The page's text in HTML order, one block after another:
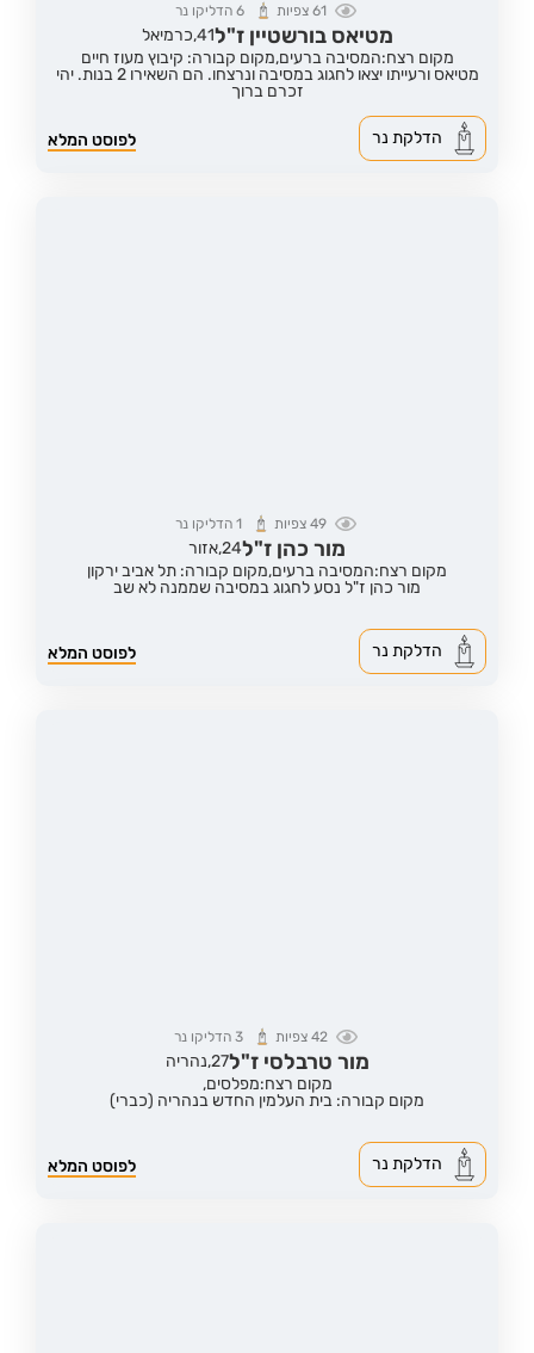
61צפיות 6 הדליקו נר
מטיאס בורשטיין ז"ל41, כרמיאל
מקום רצח:המסיבה ברעים,מקום קבורה: קיבוץ מעוז חיים
מטיאס ורעייתו יצאו לחגוג במסיבה ונרצחו. הם השאירו 2 בנות. יהי
זכרם ברוך
לפוסט המלא הדלקת נר
49צפיות 1 הדליקו נר
מור כהן ז"ל24,אזור
מקום רצח:המסיבה ברעים,מקום קבורה: תל אביב ירקון
מור כהן ז"ל נסע לחגוג במסיבה שממנה לא שב
לפוסט המלא הדלקת נר
42צפיות 3 הדליקו נר
מור טרבלסי ז"ל27, נהריה
מקום רצח:מפלסים,
מקום קבורה: בית העלמין החדש בנהריה (כברי)
לפוסט המלא הדלקת נר